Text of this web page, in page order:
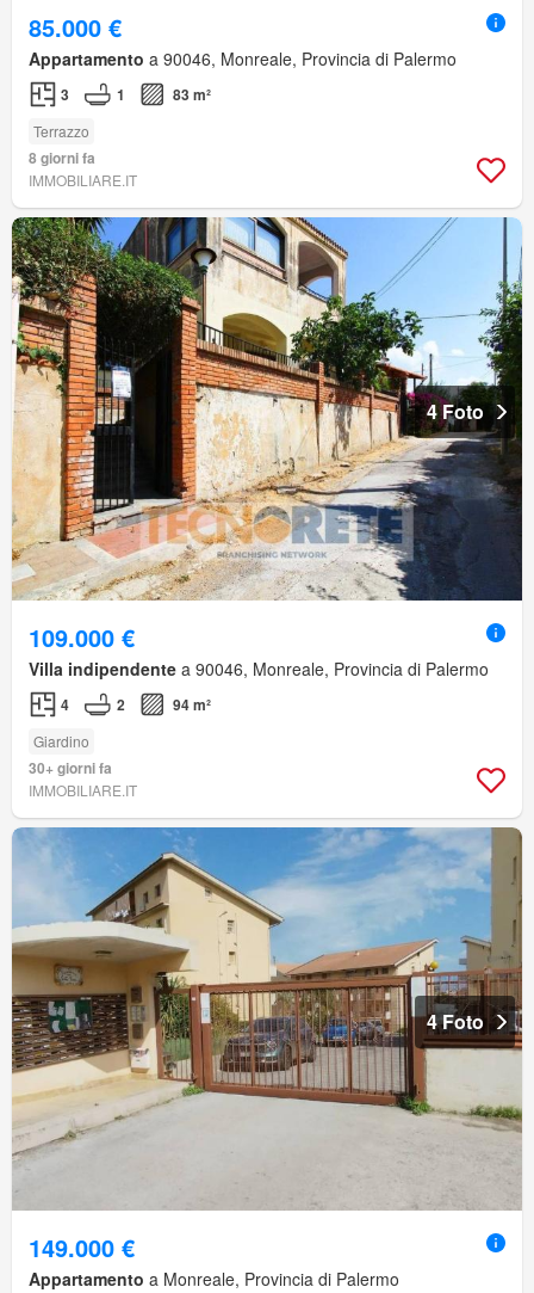
85.000 €
Appartamento a 90046, Monreale, Provincia di Palermo
3 1 83 m²
Terrazzo
8 giorni fa
IMMOBILIARE.IT
4 Foto
109.000 €
Villa indipendente a 90046, Monreale, Provincia di Palermo
4 2 94 m²
Giardino
30+ giorni fa
IMMOBILIARE.IT
4 Foto
149.000 €
Appartamento a Monreale, Provincia di Palermo